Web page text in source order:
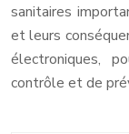
sanitaires
et leurs
électroniques,
contrôle et de